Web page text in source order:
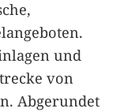
und
von
Abgerundet